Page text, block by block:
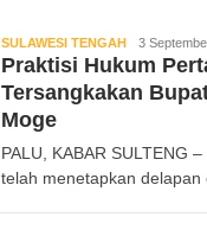
SULAWESI TENGAH Kabar
Sulteng
3
Praktisi Hukum
Tersangkakan
Moge
PALU, KABAR SULTENG
telah menetapkan